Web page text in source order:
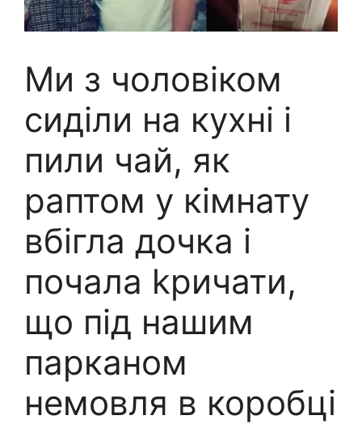
Ми з чоловіком
сиділи на кухні і
пили чай, як
раптом у кімнату
вбігла дочка і
почала kричати,
що під нашим
парканом
немовля в коробці